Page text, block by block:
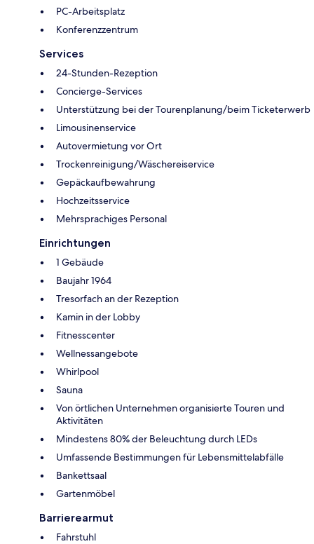
PC-Arbeitsplatz
Konferenzzentrum
Services
24-Stunden-Rezeption
Concierge-Services
Unterstützung bei der Tourenplanung/beim Ticketerwerb
Limousinenservice
Autovermietung vor Ort
Trockenreinigung/Wäschereiservice
Gepäckaufbewahrung
Hochzeitsservice
Mehrsprachiges Personal
Einrichtungen
1 Gebäude
Baujahr 1964
Tresorfach an der Rezeption
Kamin in der Lobby
Fitnesscenter
Wellnessangebote
Whirlpool
Sauna
Von örtlichen Unternehmen organisierte Touren und
Aktivitäten
Mindestens 80% der Beleuchtung durch LEDs
Umfassende Bestimmungen für Lebensmittelabfälle
Bankettsaal
Gartenmöbel
Barrierearmut
Fahrstuhl